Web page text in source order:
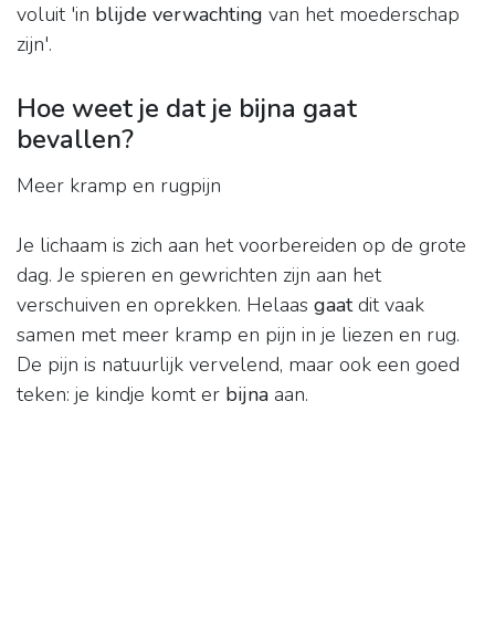
voluit 'in blijde verwachting van het moederschap
zijn'.
Hoe weet je dat je bijna gaat
bevallen?
Meer kramp en rugpijn
Je lichaam is zich aan het voorbereiden op de grote
dag. Je spieren en gewrichten zijn aan het
verschuiven en oprekken. Helaas gaatdit vaak
samen met meer kramp en pijn in je liezen en rug.
De pijn is natuurlijk vervelend, maar ook een goed
teken: je kindje komt er bijna aan.